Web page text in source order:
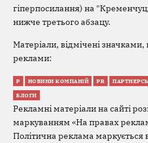
гіперпосилання) на
нижче третього абзацу.
Матеріали, відмічені
реклами:
Р НОВИНИ КОМПАНІЙ PR
БЛОГИ
Рекламні матеріали на сайті
маркуванням «На правах
Політична реклама маркується